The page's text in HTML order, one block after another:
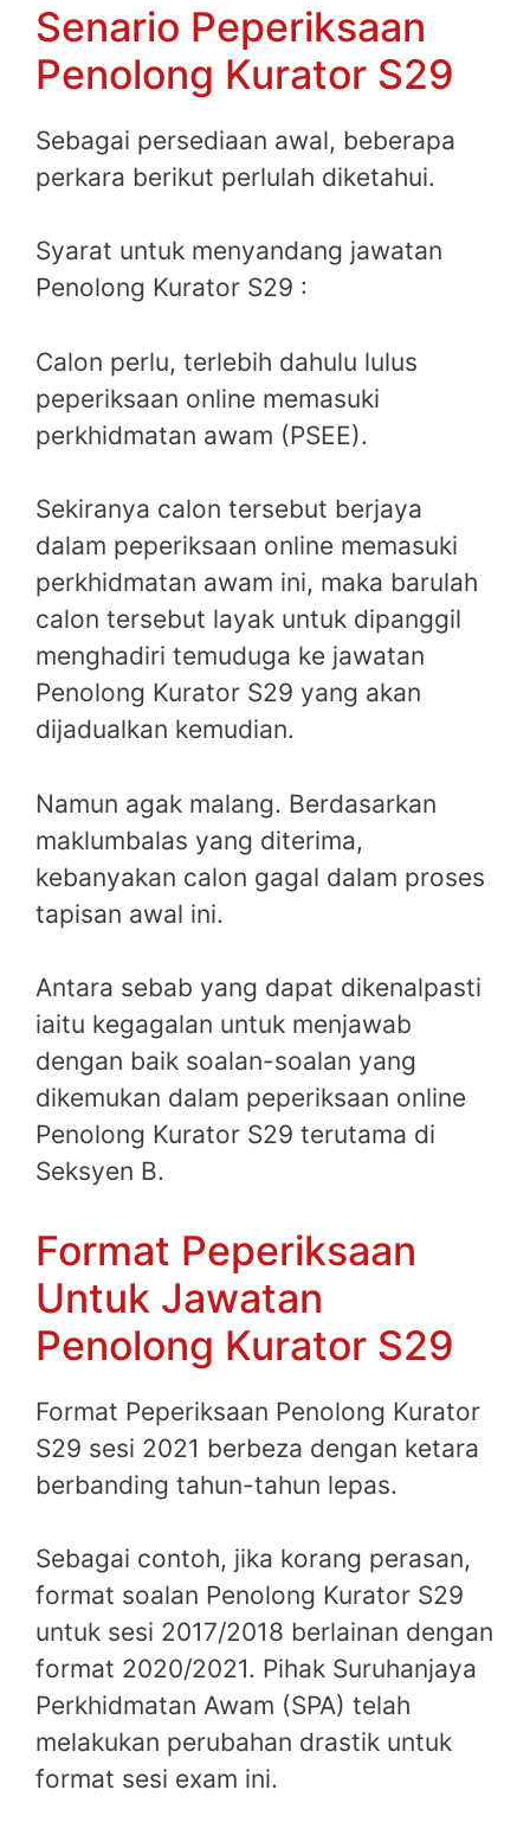
Senario Peperiksaan
Penolong Kurator S29
Sebagai persediaan awal, beberapa
perkara berikut perlulah diketahui.
Syarat untuk menyandang jawatan
Penolong Kurator S29 :
Calon perlu, terlebih dahulu lulus
peperiksaan online memasuki
perkhidmatan awam (PSEE).
Sekiranya calon tersebut berjaya
dalam peperiksaan online memasuki
perkhidmatan awam ini, maka barulah
calon tersebut layak untuk dipanggil
menghadiri temuduga ke jawatan
Penolong Kurator S29 yang akan
dijadualkan kemudian.
Namun agak malang. Berdasarkan
maklumbalas yang diterima,
kebanyakan calon gagal dalam proses
tapisan awal ini.
Antara sebab yang dapat dikenalpasti
iaitu kegagalan untuk menjawab
dengan baik soalan-soalan yang
dikemukan dalam peperiksaan online
Penolong Kurator S29 terutama di
Seksyen B.
Format Peperiksaan
Untuk Jawatan
Penolong Kurator S29
Format Peperiksaan Penolong Kurator
S29 sesi 2021 berbeza dengan ketara
berbanding tahun-tahun lepas.
Sebagai contoh, jika korang perasan,
format soalan Penolong Kurator S29
untuk sesi 2017/2018 berlainan dengan
format 2020/2021. Pihak Suruhanjaya
Perkhidmatan Awam (SPA) telah
melakukan perubahan drastik untuk
format sesi exam ini.